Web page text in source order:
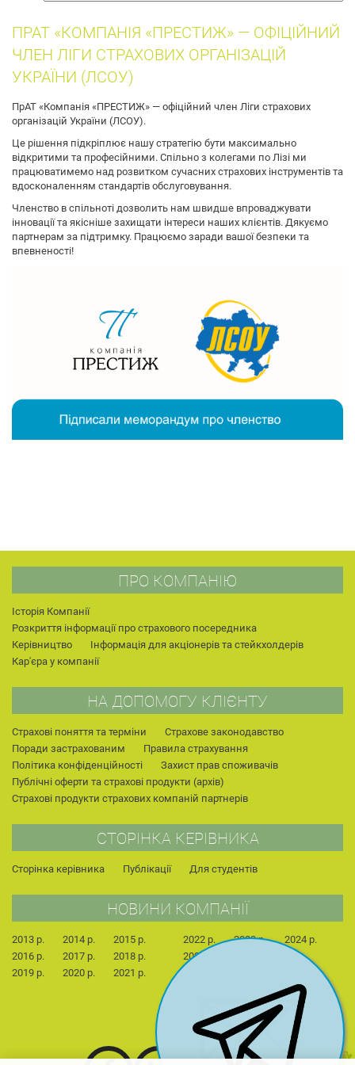
ПРАТ «КОМПАНІЯ «ПРЕСТИЖ» — ОФІЦІЙНИЙ
ЧЛЕН ЛІГИ СТРАХОВИХ ОРГАНІЗАЦІЙ
УКРАЇНИ (ЛСОУ)
ПрАТ «Компанія «ПРЕСТИЖ» — офіційний член Ліги страхових
організацій України (ЛСОУ).
Це рішення підкріплює нашу стратегію бути максимально
відкритими та професійними. Спільно з колегами по Лізі ми
працюватимемо над розвитком сучасних страхових інструментів та
вдосконаленням стандартів обслуговування.
Членство в спільноті дозволить нам швидше впроваджувати
інновації та якісніше захищати інтереси наших клієнтів. Дякуємо
партнерам за підтримку. Працюємо заради вашої безпеки та
впевненості!
ПРО КОМПАНІЮ
Історія Компанії
Розкриття інформації про страхового посередника
Керівництво
Інформація для акціонерів та стейкхолдерів
Кар'єра у компанії
НА ДОПОМОГУ КЛІЄНТУ
Страхові поняття та терміни
Страхове законодавство
Поради застрахованим
Правила страхування
Політика конфіденційності
Захист прав споживачів
Публічні оферти та страхові продукти (архів)
Страхові продукти страхових компаній партнерів
СТОРІНКА КЕРІВНИКА
Сторінка керівника Публікації Для студентів
НОВИНИ КОМПАНІЇ
2013 р. 2014 р.
2015 р.
2016 р.
2017 р.
2018 р.
2019 р.
2020 р. 2021 р.
2022 р. 2023 р.
2024 р.
2025 р.